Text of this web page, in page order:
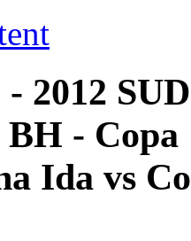
2012
- Copa
Ida vs